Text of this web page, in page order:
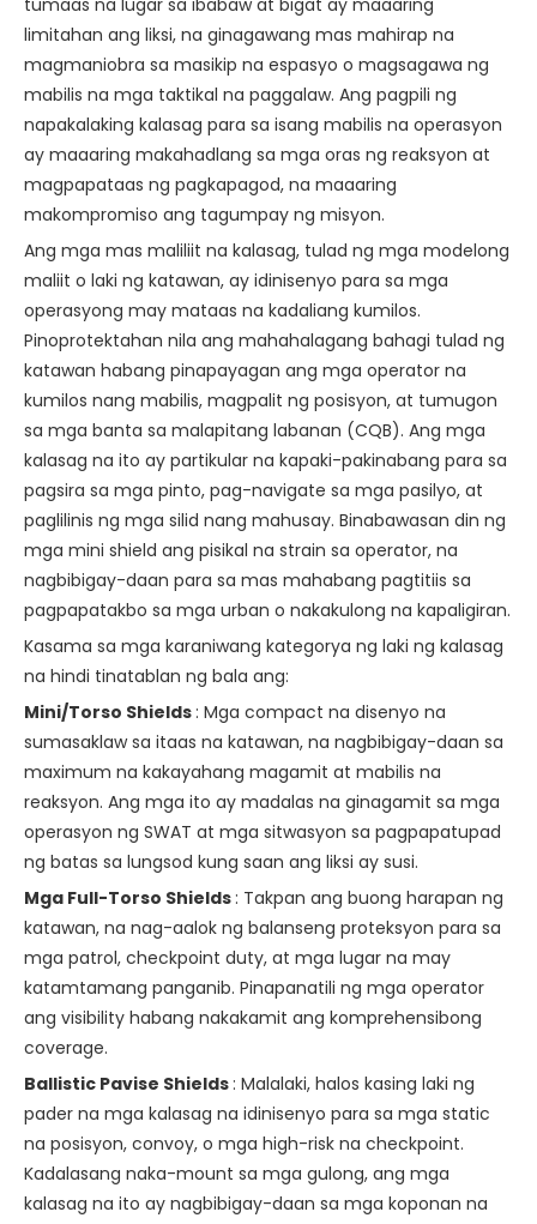
tumaas na lugar sa ibabaw at bigat ay maaaring
limitahan ang liksi, na ginagawang mas mahirap na
magmaniobra sa masikip na espasyo o magsagawa ng
mabilis na mga taktikal na paggalaw. Ang pagpili ng
napakalaking kalasag para sa isang mabilis na operasyon
ay maaaring makahadlang sa mga oras ng reaksyon at
magpapataas ng pagkapagod, na maaaring
makompromiso ang tagumpay ng misyon.
Ang mga mas maliliit na kalasag, tulad ng mga modelong
maliit o laki ng katawan, ay idinisenyo para sa mga
operasyong may mataas na kadaliang kumilos.
Pinoprotektahan nila ang mahahalagang bahagi tulad ng
katawan habang pinapayagan ang mga operator na
kumilos nang mabilis, magpalit ng posisyon, at tumugon
sa mga banta sa malapitang labanan (CQB). Ang mga
kalasag na ito ay partikular na kapaki-pakinabang para sa
pagsira sa mga pinto, pag-navigate sa mga pasilyo, at
paglilinis ng mga silid nang mahusay. Binabawasan din ng
mga mini shield ang pisikal na strain sa operator, na
nagbibigay-daan para sa mas mahabang pagtitiis sa
pagpapatakbo sa mga urban o nakakulong na kapaligiran.
Kasama sa mga karaniwang kategorya ng laki ng kalasag
na hindi tinatablan ng bala ang:
Mini/Torso Shields : Mga compact na disenyo na
sumasaklaw sa itaas na katawan, na nagbibigay-daan sa
maximum na kakayahang magamit at mabilis na
reaksyon. Ang mga ito ay madalas na ginagamit sa mga
operasyon ng SWAT at mga sitwasyon sa pagpapatupad
ng batas sa lungsod kung saan ang liksi ay susi.
Mga Full-Torso Shields : Takpan ang buong harapan ng
katawan, na nag-aalok ng balanseng proteksyon para sa
mga patrol, checkpoint duty, at mga lugar na may
katamtamang panganib. Pinapanatili ng mga operator
ang visibility habang nakakamit ang komprehensibong
coverage.
Ballistic Pavise Shields : Malalaki, halos kasing laki ng
pader na mga kalasag na idinisenyo para sa mga static
na posisyon, convoy, o mga high-risk na checkpoint.
Kadalasang naka-mount sa mga gulong, ang mga
kalasag na ito ay nagbibigay-daan sa mga koponan na